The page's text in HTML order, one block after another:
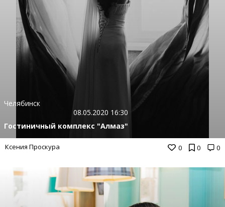
0 0 0
Челябинск
08.05.2020 16:30
Гостиничный комплекс "Алмаз"
Ксения Проскура